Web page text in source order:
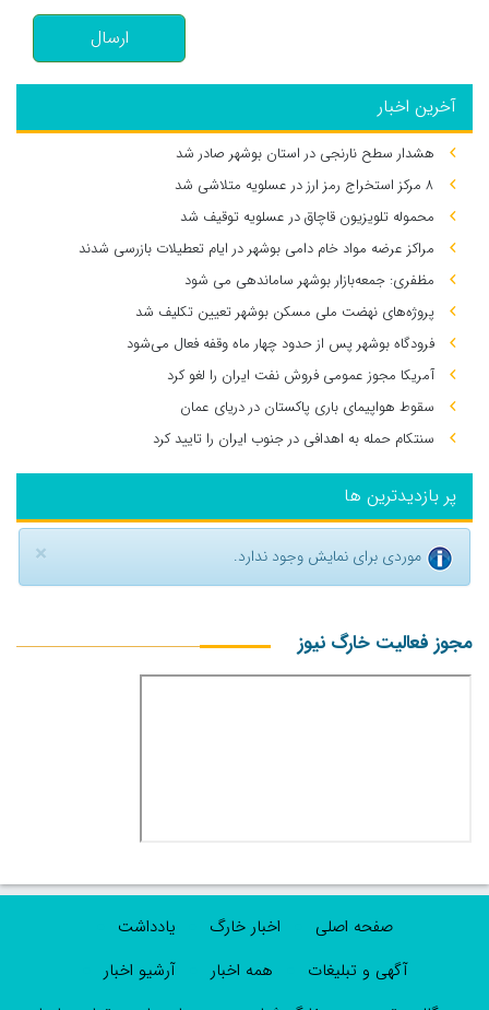
ارسال
آخرین اخبار
هشدار سطح نارنجی در استان بوشهر صادر شد
۸ مرکز استخراج رمز ارز در عسلویه متلاشی شد
محموله تلویزیون قاچاق در عسلویه توقیف شد
مراکز عرضه مواد خام دامی بوشهر در ایام تعطیلات بازرسی شدند
مظفری: جمعه‌بازار بوشهر ساماندهی می‌ شود
پروژه‌های نهضت ملی مسکن بوشهر تعیین تکلیف شد
فرودگاه بوشهر پس از حدود چهار ماه وقفه فعال می‌شود
آمریکا مجوز عمومی فروش نفت ایران را لغو کرد
سقوط هواپیمای باری پاکستان در دریای عمان
سنتکام حمله به اهدافی در جنوب ایران را تایید کرد
پر بازدیدترین ها
× موردی برای نمایش وجود ندارد.
مجوز فعالیت خارگ نیوز
صفحه اصلی اخبار خارگ
یادداشت
آگهی و تبلیغات
همه اخبار
آرشیو اخبار